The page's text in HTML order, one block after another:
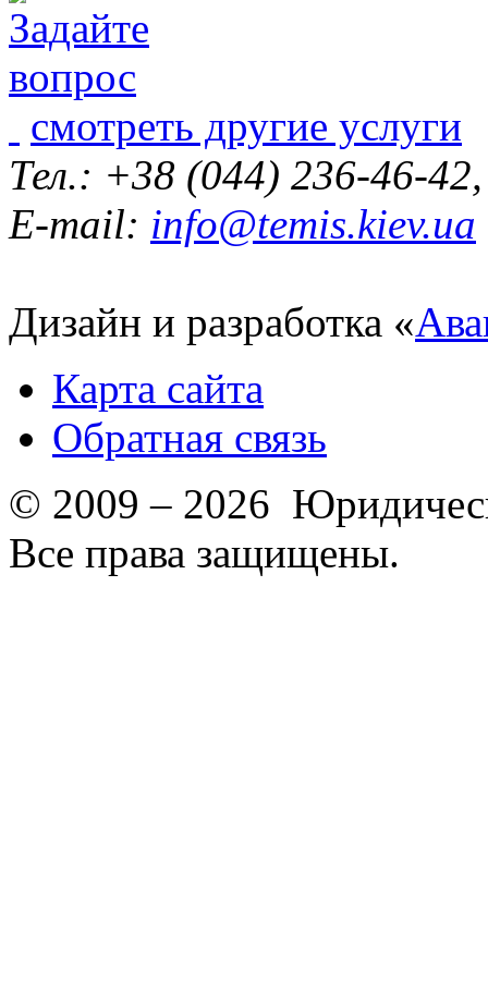
смотреть другие услуги
Тел.: +38 (044) 236-46-
E-mail: info@temis.kiev.ua
Дизайн и разработка «
Карта сайта
Обратная связь
© 2009 – 2026
Все права защищены.